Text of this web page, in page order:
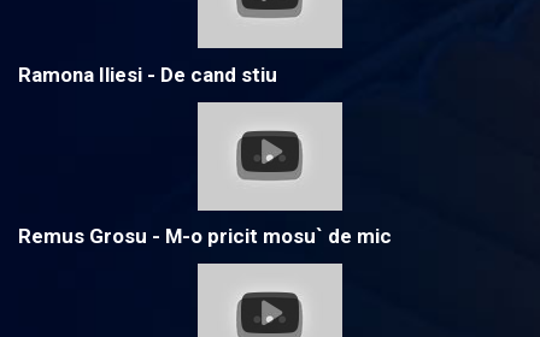
Ramona Iliesi - De cand stiu
Remus Grosu - M-o pricit mosu` de mic